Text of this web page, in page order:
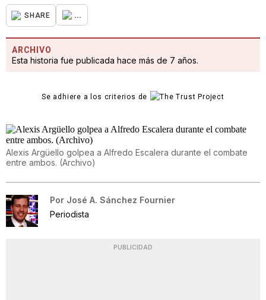
SHARE ...
ARCHIVO
Esta historia fue publicada hace más de 7 años.
Se adhiere a los criterios de
Alexis Argüello golpea a Alfredo Escalera durante el combate
entre ambos. (Archivo)
Por José A. Sánchez Fournier
Periodista
PUBLICIDAD